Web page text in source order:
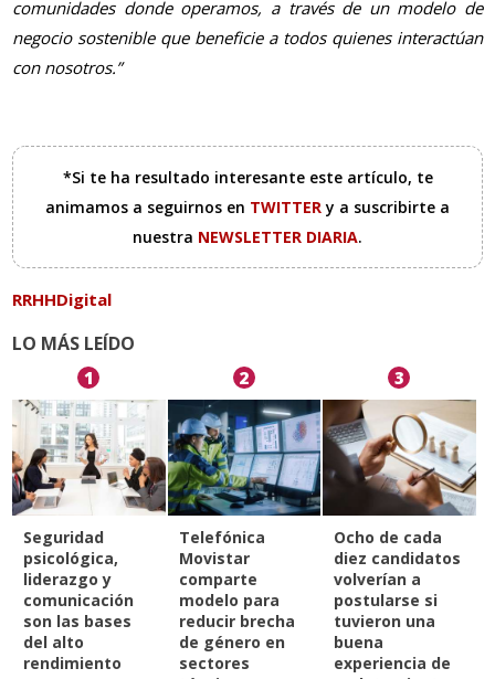
comunidades donde operamos, a través de un modelo de
negocio sostenible que beneficie a todos quienes interactúan
con nosotros.”
*Si te ha resultado interesante este artículo, te
animamos a seguirnos en TWITTERy a suscribirte a
nuestra NEWSLETTER DIARIA.
RRHHDigital
LO MÁS LEÍDO
1
Seguridad
psicológica,
liderazgo y
comunicación
son las bases
del alto
rendimiento
2
Telefónica
Movistar
comparte
modelo para
reducir brecha
de género en
sectores
3
Ocho de cada
diez candidatos
volverían a
postularse si
tuvieron una
buena
experiencia de